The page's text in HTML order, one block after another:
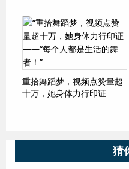
重拾舞蹈梦，视频点赞量超
十万，她身体力行印证
猜